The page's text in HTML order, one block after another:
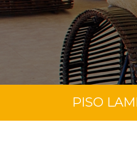
PISO